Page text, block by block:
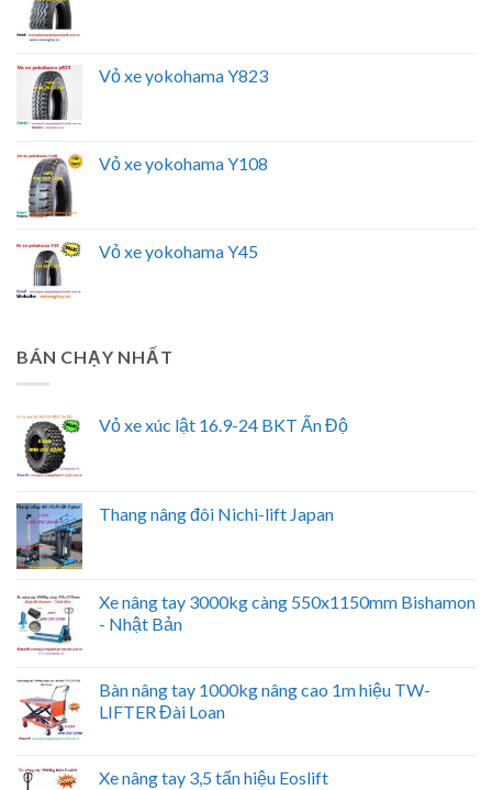
Vỏ xe yokohama Y823
Vỏ xe yokohama Y108
Vỏ xe yokohama Y45
BÁN CHẠY NHẤT
Vỏ xe xúc lật 16.9-24 BKT Ấn Độ
Thang nâng đôi Nichi-lift Japan
Xe nâng tay 3000kg càng 550x1150mm Bishamon
- Nhật Bản
Bàn nâng tay 1000kg nâng cao 1m hiệu TW-
LIFTER Đài Loan
Xe nâng tay 3,5 tấn hiệu Eoslift